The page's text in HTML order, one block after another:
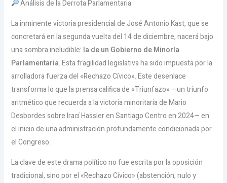
Análisis de la Derrota Parlamentaria
La inminente victoria presidencial de José Antonio Kast, que se
concretará en la segunda vuelta del 14 de diciembre, nacerá bajo
una sombra ineludible: la de un Gobierno de Minoría
Parlamentaria. Esta fragilidad legislativa ha sido impuesta por la
arrolladora fuerza del «Rechazo Cívico». Este desenlace
transforma lo que la prensa califica de «Triunfazo» —un triunfo
aritmético que recuerda a la victoria minoritaria de Mario
Desbordes sobre Irací Hassler en Santiago Centro en 2024— en
el inicio de una administración profundamente condicionada por
el Congreso.
La clave de este drama político no fue escrita por la oposición
tradicional, sino por el «Rechazo Cívico» (abstención, nulo y